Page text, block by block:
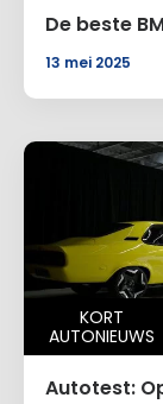
De beste
13 mei 2025
KORT
AUTONIEUWS
Autotest: